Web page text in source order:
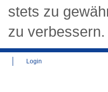
stets zu
zu verbessern.
Login